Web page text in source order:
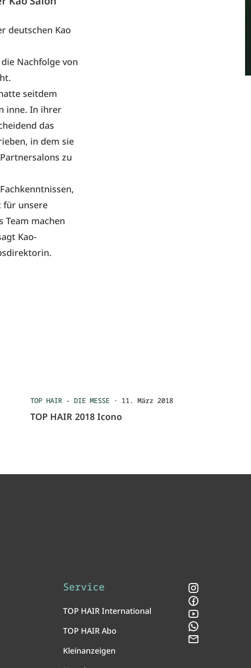
deutschen Kao
Nachfolge von
seitdem
inne. In ihrer
das
in dem sie
zu
für unsere
Team machen
Kao-
TOP HAIR - DIE MESSE· 11. März 2018
TOP HAIR 2018 Icono
Service
TOP HAIR International
TOP HAIR Abo
Kleinanzeigen